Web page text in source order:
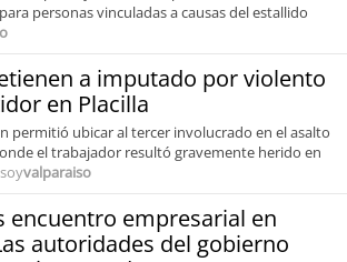
personas vinculadas a causas del estallido
a imputado por violento
en Placilla
permitió ubicar al tercer involucrado en el asalto
el trabajador resultó gravemente herido en
soyvalparaiso
encuentro empresarial en
autoridades del gobierno